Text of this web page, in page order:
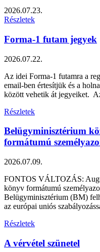
2026.07.23.
Részletek
Forma-1 futam jegyek
2026.07.22.
Az idei Forma-1 futamra a
email-ben értesítjük és a
között vehetik át jegyeiket.
Részletek
Belügyminisztérium
formátumú
2026.07.09.
FONTOS VÁLTOZÁS:
könyv formátumú
Belügyminisztérium (BM)
az európai uniós
Részletek
A vérvétel szünetel